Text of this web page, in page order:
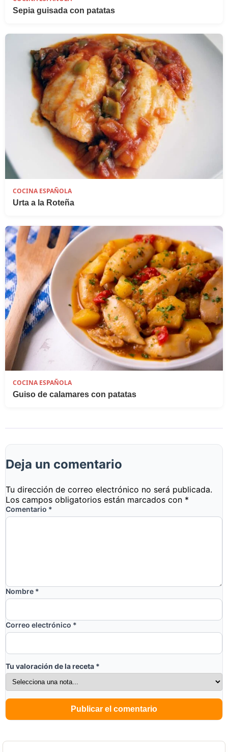
Sepia guisada con patatas
COCINA ESPAÑOLA
Urta a la Roteña
COCINA ESPAÑOLA
Guiso de calamares con patatas
Deja un comentario
Tu dirección de correo electrónico no será publicada.
Los campos obligatorios están marcados con *
Comentario *
Nombre *
Correo electrónico *
Tu valoración de la receta *